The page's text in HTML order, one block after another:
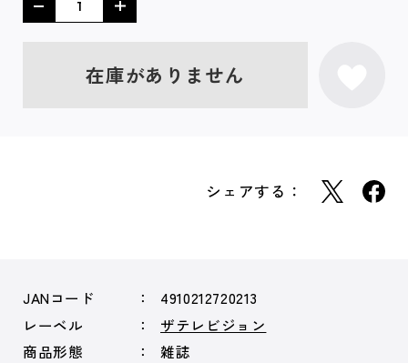
在庫がありません
シェアする：
JANコード
4910212720213
レーベル
ザテレビジョン
商品形態
雑誌